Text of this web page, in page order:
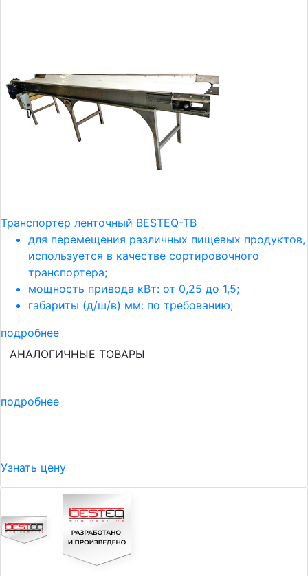
Транспортер ленточный BESTEQ-TB
для перемещения различных пищевых продуктов,
используется в качестве сортировочного
транспортера;
мощность привода кВт: от 0,25 до 1,5;
габариты (д/ш/в) мм: по требованию;
подробнее
АНАЛОГИЧНЫЕ ТОВАРЫ
подробнее
Узнать цену